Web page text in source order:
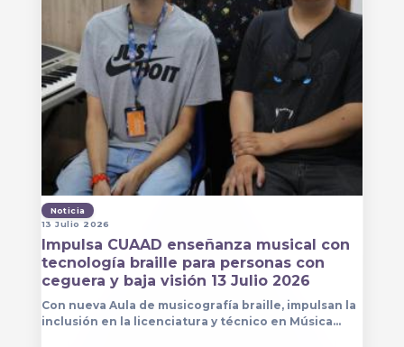
Noticia
13 Julio 2026
Impulsa CUAAD enseñanza musical con
tecnología braille para personas con
ceguera y baja visión 13 Julio 2026
Con nueva Aula de musicografía braille, impulsan la
inclusión en la licenciatura y técnico en Música